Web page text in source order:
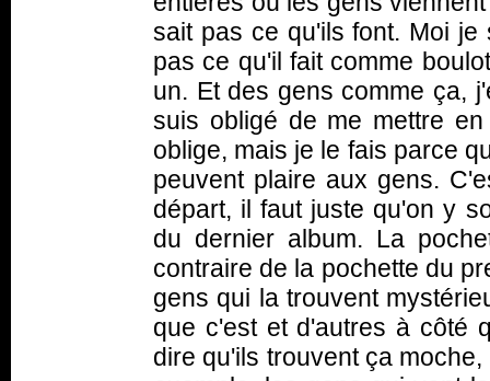
sait pas ce qu'ils font. Moi
pas ce qu'il fait comme
un. Et des gens comme ça,
suis obligé de me mettre
oblige, mais je le fais parce
peuvent plaire aux gens.
départ, il faut juste qu'on y
du dernier album. La
contraire de la pochette du
gens qui la trouvent
que c'est et d'autres à côté
dire qu'ils trouvent ça